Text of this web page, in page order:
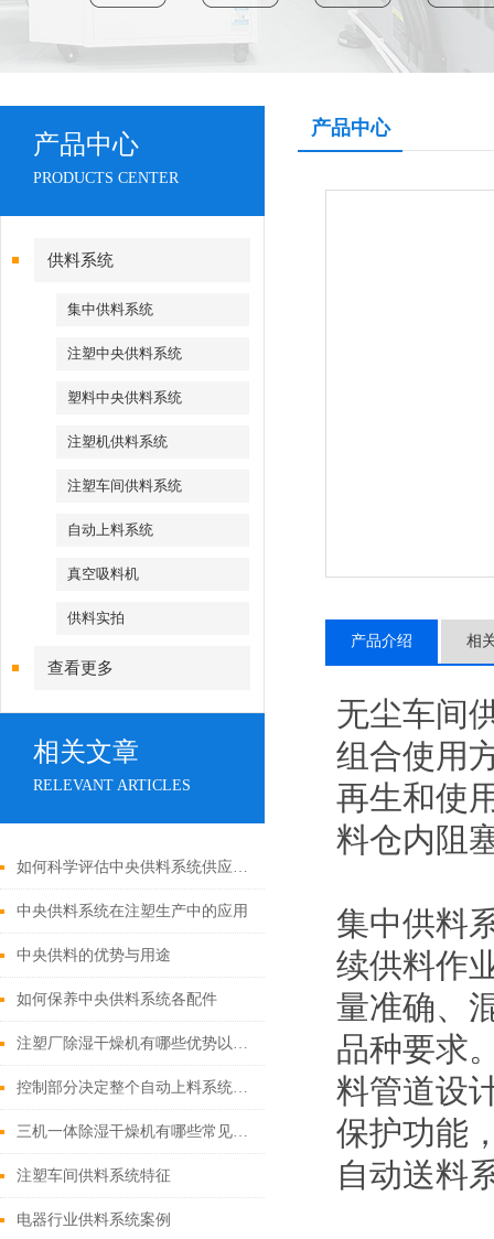
产品中心
PRODUCTS CENTER
供料系统
集中供料系统
注塑中央供料系统
塑料中央供料系统
注塑机供料系统
注塑车间供料系统
自动上料系统
真空吸料机
供料实拍
查看更多
相关文章
RELEVANT ARTICLES
如何科学评估中央供料系统供应商与工程实施能力？
中央供料系统在注塑生产中的应用
中央供料的优势与用途
如何保养中央供料系统各配件
注塑厂除湿干燥机有哪些优势以及注意事项
控制部分决定整个自动上料系统的稳定与成败
三机一体除湿干燥机有哪些常见故障
注塑车间供料系统特征
电器行业供料系统案例
产品中心
产品介绍 相
无尘车间
组合使用
再生和使
料仓内阻
集中供料
续供料作
量准确、
品种要求
料管道设
保护功能
自动送料